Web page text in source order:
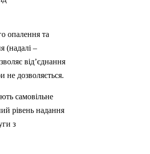
опалення та
(надалі –
від’єднання
не дозволяється.
самовільне
рівень надання
з